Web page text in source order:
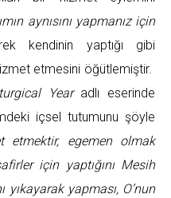
aynısını yapmanız için
kendinin yaptığı gibi
etmesini öğütlemiştir.
Yearadlı eserinde
içsel tutumunu şöyle
etmektir, egemen olmak
için yaptığını Mesih
yıkayarak yapması, O’nun